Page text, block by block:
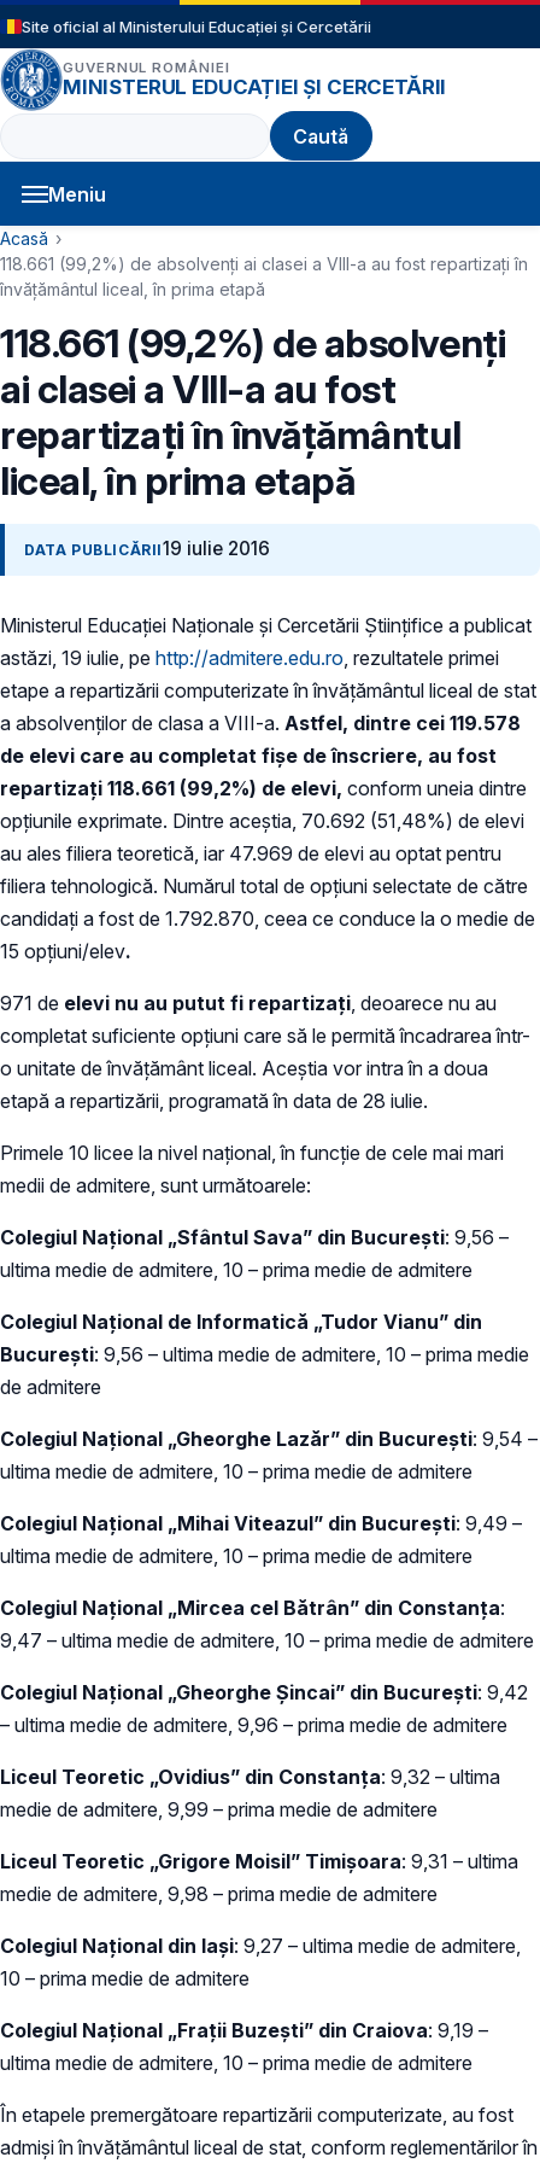
Sari la conținutul principal
Site oficial al Ministerului Educației și Cercetării
GUVERNUL ROMÂNIEI
MINISTERUL EDUCAȚIEI ȘI CERCETĂRII
Caută
Meniu
Navigație principală
Cale de navigare
Acasă
118.661 (99,2%) de absolvenţi ai clasei a VIII-a au fost repartizaţi în
învăţământul liceal, în prima etapă
118.661 (99,2%) de absolvenţi
ai clasei a VIII-a au fost
repartizaţi în învăţământul
liceal, în prima etapă
DATA PUBLICĂRII19 iulie 2016
Ministerul Educaţiei Naţionale şi Cercetării Ştiinţifice a publicat
astăzi, 19 iulie, pe http://admitere.edu.ro , rezultatele primei
etape a repartizării computerizate în învăţământul liceal de stat
a absolvenţilor de clasa a VIII-a. Astfel, dintre cei 119.578
de elevi care au completat fişe de înscriere, au fost
repartizaţi 118.661 (99,2%) de elevi, conform uneia dintre
opţiunile exprimate. Dintre aceştia, 70.692 (51,48%) de elevi
au ales filiera teoretică, iar 47.969 de elevi au optat pentru
filiera tehnologică. Numărul total de opţiuni selectate de către
candidaţi a fost de 1.792.870, ceea ce conduce la o medie de
15 opţiuni/elev.
971 de elevi nu au putut fi repartizaţi , deoarece nu au
completat suficiente opţiuni care să le permită încadrarea într-
o unitate de învăţământ liceal. Aceştia vor intra în a doua
etapă a repartizării, programată în data de 28 iulie.
Primele 10 licee la nivel naţional, în funcţie de cele mai mari
medii de admitere, sunt următoarele:
Colegiul Naţional „Sfântul Sava” din Bucureşti: 9,56 –
ultima medie de admitere, 10 – prima medie de admitere
Colegiul Naţional de Informatică „Tudor Vianu” din
Bucureşti: 9,56 – ultima medie de admitere, 10 – prima medie
de admitere
Colegiul Naţional „Gheorghe Lazăr” din Bucureşti: 9,54 –
ultima medie de admitere, 10 – prima medie de admitere
Colegiul Național „Mihai Viteazul” din Bucureşti: 9,49 –
ultima medie de admitere, 10 – prima medie de admitere
Colegiul Național „Mircea cel Bătrân” din Constanţa:
9,47 – ultima medie de admitere, 10 – prima medie de admitere
Colegiul Naţional „Gheorghe Şincai” din Bucureşti: 9,42
– ultima medie de admitere, 9,96 – prima medie de admitere
Liceul Teoretic „Ovidius” din Constanţa: 9,32 – ultima
medie de admitere, 9,99 – prima medie de admitere
Liceul Teoretic „Grigore Moisil” Timişoara: 9,31 – ultima
medie de admitere, 9,98 – prima medie de admitere
Colegiul Naţional din Iaşi: 9,27 – ultima medie de admitere,
10 – prima medie de admitere
Colegiul Naţional „Fraţii Buzeşti” din Craiova: 9,19 –
ultima medie de admitere, 10 – prima medie de admitere
În etapele premergătoare repartizării computerizate, au fost
admişi în învăţământul liceal de stat, conform reglementărilor în